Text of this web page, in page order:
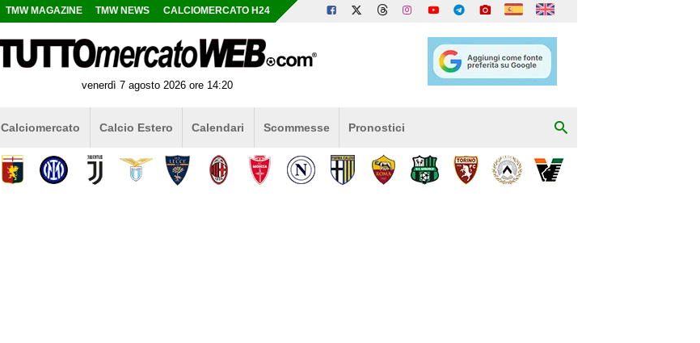
TMW MAGAZINE TMW NEWS CALCIOMERCATO H24
venerdì 7 agosto 2026 ore 14:20
Calciomercato Calcio Estero Calendari Scommesse Pronostici